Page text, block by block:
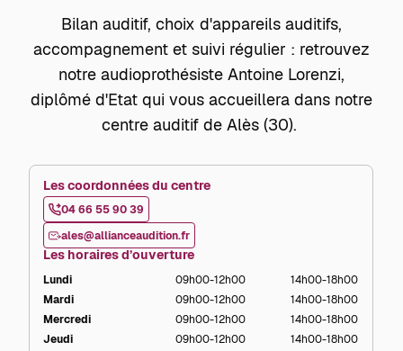
Bilan auditif, choix d'appareils auditifs,
accompagnement et suivi régulier : retrouvez
notre audioprothésiste Antoine Lorenzi,
diplômé d'Etat qui vous accueillera dans notre
centre auditif de Alès (30).
Les coordonnées du centre
04 66 55 90 39
ales@allianceaudition.fr
Les horaires d’ouverture
Lundi 09h00-12h00
14h00-18h00
Mardi
09h00-12h00
14h00-18h00
Mercredi
09h00-12h00
14h00-18h00
Jeudi
09h00-12h00
14h00-18h00